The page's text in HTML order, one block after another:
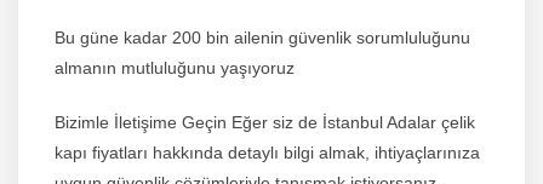
Bu güne kadar 200 bin ailenin güvenlik sorumluluğunu
almanın mutluluğunu yaşıyoruz
Bizimle İletişime Geçin Eğer siz de İstanbul Adalar çelik
kapı fiyatları hakkında detaylı bilgi almak, ihtiyaçlarınıza